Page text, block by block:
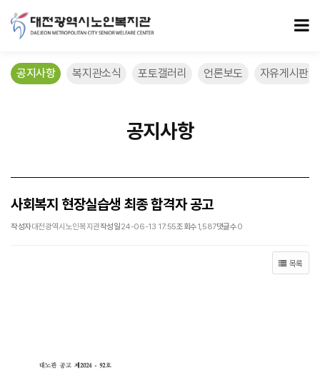
사회복지 현장실습생 최종 합격자 공고 > 공지사항
공지사항 복지관소식 포토갤러리 언론보도 자유게시판
공지사항
사회복지 현장실습생 최종 합격자 공고
작성자대전광역시노인복지관작성일24-06-13 17:55조회수1,587댓글수0
목록